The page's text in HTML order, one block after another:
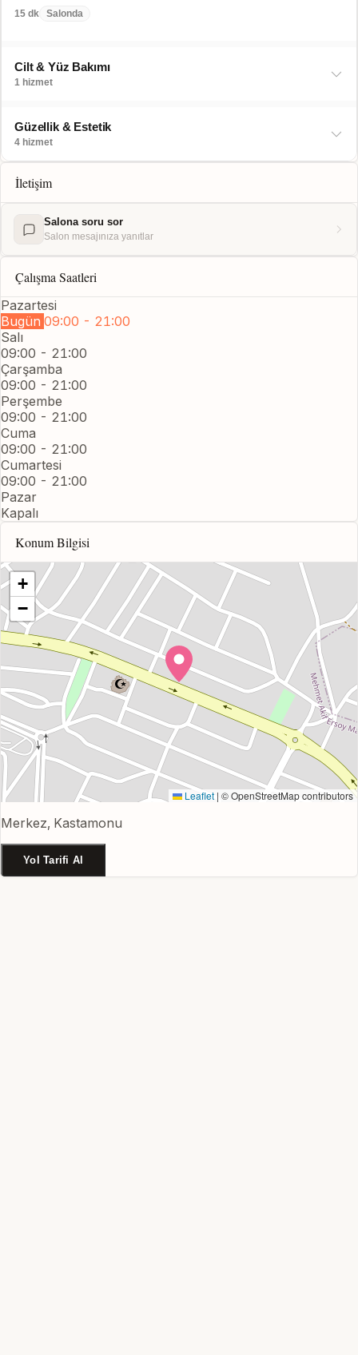
15 dk Salonda
Cilt & Yüz Bakımı
1 hizmet
Güzellik & Estetik
4 hizmet
İletişim
Salona soru sor
Salon mesajınıza yanıtlar
Çalışma Saatleri
Pazartesi
Bugün 09:00 - 21:00
Salı
09:00 - 21:00
Çarşamba
09:00 - 21:00
Perşembe
09:00 - 21:00
Cuma
09:00 - 21:00
Cumartesi
09:00 - 21:00
Pazar
Kapalı
Konum Bilgisi
+
−
Leaflet | © OpenStreetMap contributors
Merkez, Kastamonu
Yol Tarifi Al